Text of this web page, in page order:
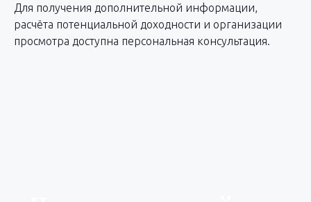
Для получения дополнительной информации,
расчёта потенциальной доходности и организации
просмотра доступна персональная консультация.
Отправить контакты